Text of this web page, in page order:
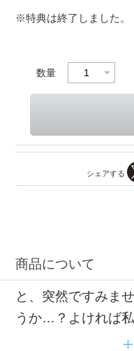
※特典は終了しました。
数量
シェアする
商品について
と、突然ですみま
うか…？よければ